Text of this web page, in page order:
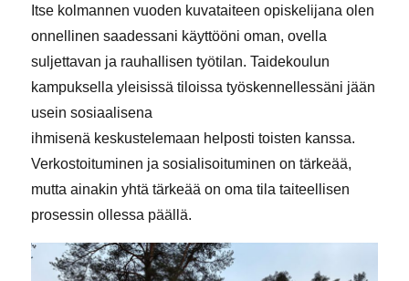
Itse kolmannen vuoden kuvataiteen opiskelijana olen
onnellinen saadessani käyttööni oman, ovella
suljettavan ja rauhallisen työtilan. Taidekoulun
kampuksella yleisissä tiloissa työskennellessäni jään
usein sosiaalisena
ihmisenä keskustelemaan helposti toisten kanssa.
Verkostoituminen ja sosialisoituminen on tärkeää,
mutta ainakin yhtä tärkeää on oma tila taiteellisen
prosessin ollessa päällä.